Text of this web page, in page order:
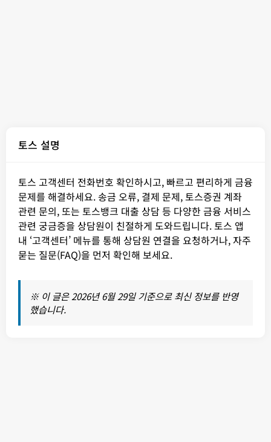
토스 설명
토스 고객센터 전화번호 확인하시고, 빠르고 편리하게 금융
문제를 해결하세요. 송금 오류, 결제 문제, 토스증권 계좌
관련 문의, 또는 토스뱅크 대출 상담 등 다양한 금융 서비스
관련 궁금증을 상담원이 친절하게 도와드립니다. 토스 앱
내 ‘고객센터’ 메뉴를 통해 상담원 연결을 요청하거나, 자주
묻는 질문(FAQ)을 먼저 확인해 보세요.
※ 이 글은 2026년 6월 29일 기준으로 최신 정보를 반영
했습니다.